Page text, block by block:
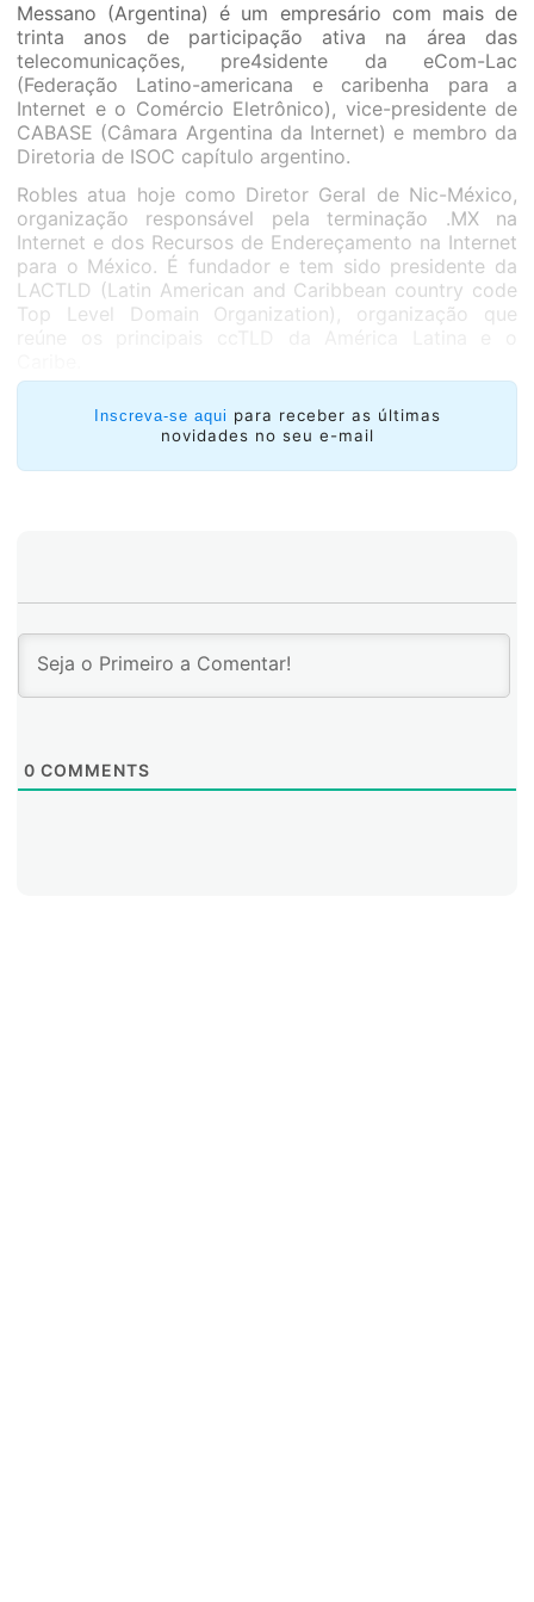
Messano (Argentina) é um empresário com mais de
trinta anos de participação ativa na área das
telecomunicações, pre4sidente da eCom-Lac
(Federação Latino-americana e caribenha para a
Internet e o Comércio Eletrônico), vice-presidente de
CABASE (Câmara Argentina da Internet) e membro da
Diretoria de ISOC capítulo argentino.
Robles atua hoje como Diretor Geral de Nic-México,
organização responsável pela terminação .MX na
Internet e dos Recursos de Endereçamento na Internet
para o México. É fundador e tem sido presidente da
LACTLD (Latin American and Caribbean country code
Top Level Domain Organization), organização que
Inscreva-se aqui para receber as últimas
novidades no seu e-mail
0 COMMENTS